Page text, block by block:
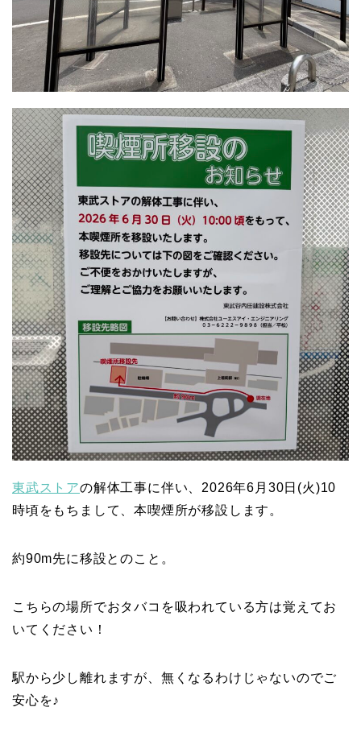
東武ストアの解体工事に伴い、2026年6月30日(火)10
時頃をもちまして、本喫煙所が移設します。
約90m先に移設とのこと。
こちらの場所でおタバコを吸われている方は覚えてお
いてください！
駅から少し離れますが、無くなるわけじゃないのでご
安心を♪